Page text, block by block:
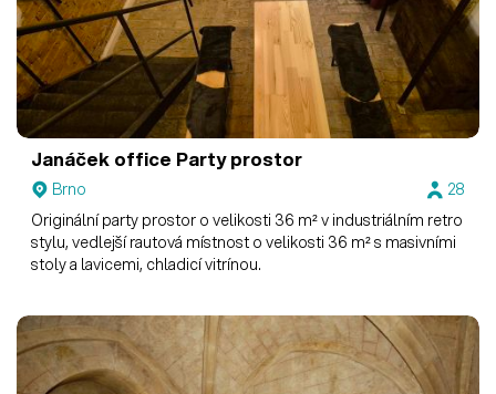
Janáček office Party prostor
Brno
28
Originální party prostor o velikosti 36 m² v industriálním retro
stylu, vedlejší rautová místnost o velikosti 36 m² s masivními
stoly a lavicemi, chladicí vitrínou.